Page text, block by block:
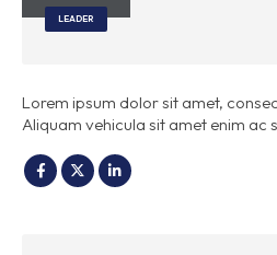
LEADER
Lorem ipsum dolor sit amet,
Aliquam vehicula sit amet enim ac